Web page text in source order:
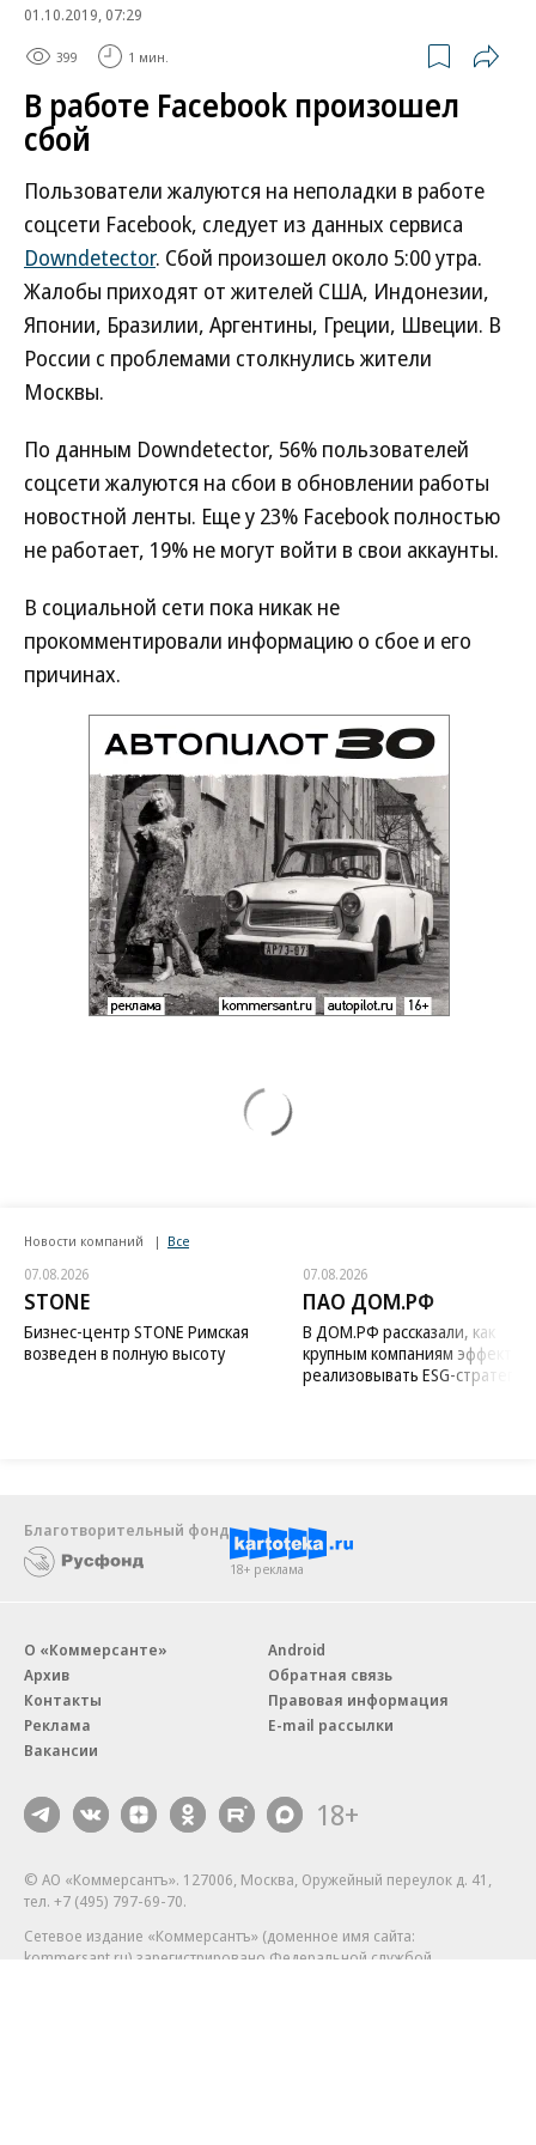
01.10.2019, 07:29
399 1 мин.
В работе Facebook произошел
сбой
Пользователи жалуются на неполадки в работе
соцсети Facebook, следует из данных сервиса
Downdetector. Сбой произошел около 5:00 утра.
Жалобы приходят от жителей США, Индонезии,
Японии, Бразилии, Аргентины, Греции, Швеции. В
России с проблемами столкнулись жители
Москвы.
По данным Downdetector, 56% пользователей
соцсети жалуются на сбои в обновлении работы
новостной ленты. Еще у 23% Facebook полностью
не работает, 19% не могут войти в свои аккаунты.
В социальной сети пока никак не
прокомментировали информацию о сбое и его
причинах.
Новости компаний Все
07.08.2026
STONE
Бизнес-центр STONE Римская
возведен в полную высоту
07.08.2026
ПАО ДОМ.РФ
В ДОМ.РФ рассказали, как
крупным компаниям
реализовывать ESG-стратегию
Благотворительный фонд
18+ реклама
О «Коммерсанте»
Архив
Контакты
Реклама
Вакансии
Android
Обратная связь
Правовая информация
E-mail рассылки
18+
© АО «Коммерсантъ». 127006, Москва, Оружейный переулок д. 41,
тел. +7 (495) 797-69-70.
Сетевое издание «Коммерсантъ» (доменное имя сайта:
kommersant.ru) зарегистрировано Федеральной службой